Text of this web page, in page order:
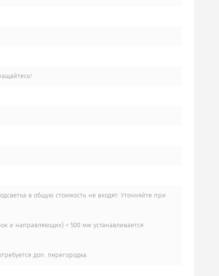
в общую стоимость не входят. Уточняйте при
и направляющих) < 500 мм устанавливается
доп. перегородка.